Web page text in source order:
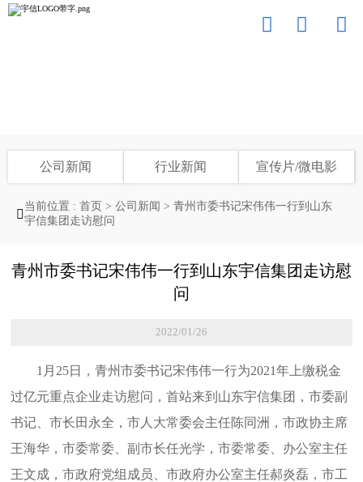
  
公司新闻 行业新闻 宣传片/微电影

当前位置 : 首页 > 公司新闻 > 青州市委书记宋伟伟一行到山东
宇信集团走访慰问
青州市委书记宋伟伟一行到山东宇信集团走访慰
问
2022/01/26
1月25日，青州市委书记宋伟伟一行为2021年上缴税金
过亿元重点企业走访慰问，首站来到山东宇信集团，市委副
书记、市长田永全，市人大常委会主任陈同洲，市政协主席
王海华，市委常委、副市长任光学，市委常委、办公室主任
王文成，市政府党组成员、市政府办公室主任郝炎磊，市工